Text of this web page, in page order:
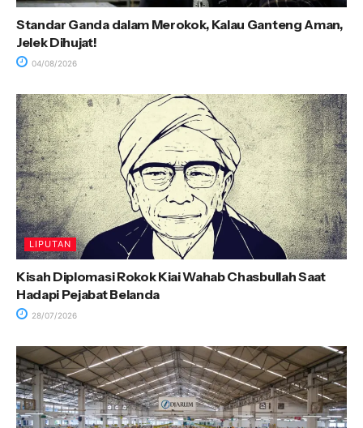
Standar Ganda dalam Merokok, Kalau Ganteng Aman,
Jelek Dihujat!
04/08/2026
LIPUTAN
Kisah Diplomasi Rokok Kiai Wahab Chasbullah Saat
Hadapi Pejabat Belanda
28/07/2026